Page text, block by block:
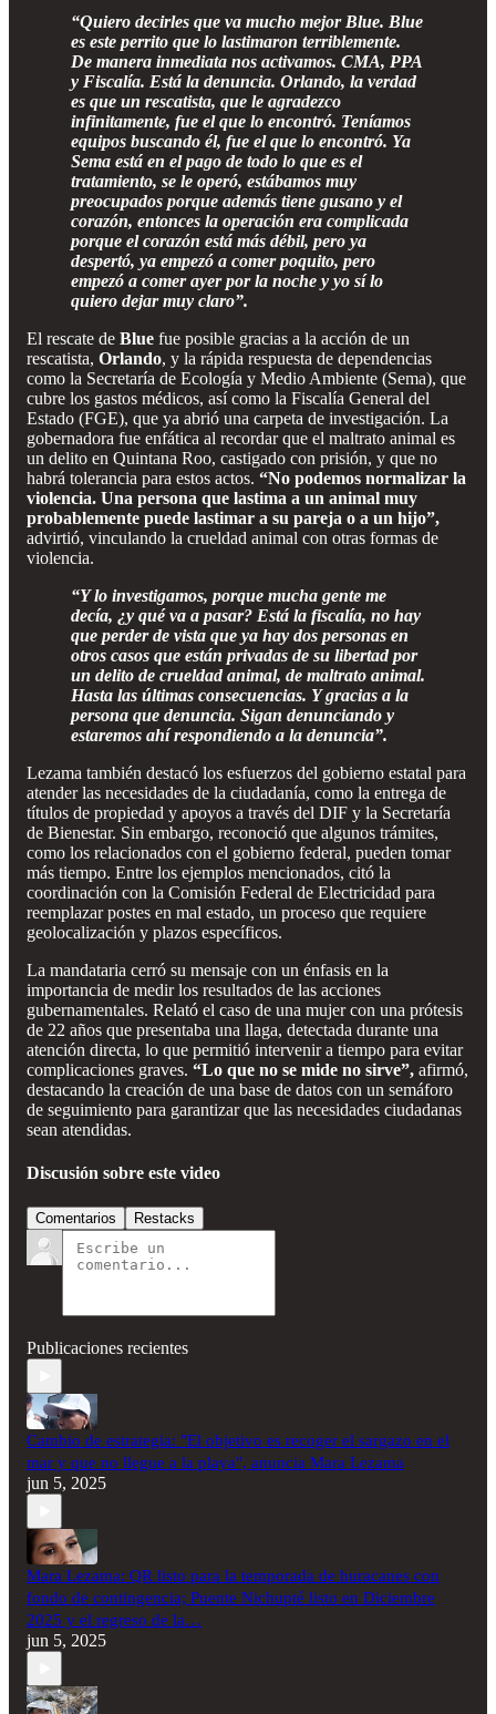
“Quiero decirles que va mucho mejor Blue. Blue
es este perrito que lo lastimaron terriblemente.
De manera inmediata nos activamos. CMA, PPA
y Fiscalía. Está la denuncia. Orlando, la verdad
es que un rescatista, que le agradezco
infinitamente, fue el que lo encontró. Teníamos
equipos buscando él, fue el que lo encontró. Ya
Sema está en el pago de todo lo que es el
tratamiento, se le operó, estábamos muy
preocupados porque además tiene gusano y el
corazón, entonces la operación era complicada
porque el corazón está más débil, pero ya
despertó, ya empezó a comer poquito, pero
empezó a comer ayer por la noche y yo sí lo
quiero dejar muy claro”.
El rescate de Blue fue posible gracias a la acción de un
rescatista, Orlando, y la rápida respuesta de dependencias
como la Secretaría de Ecología y Medio Ambiente (Sema), que
cubre los gastos médicos, así como la Fiscalía General del
Estado (FGE), que ya abrió una carpeta de investigación. La
gobernadora fue enfática al recordar que el maltrato animal es
un delito en Quintana Roo, castigado con prisión, y que no
habrá tolerancia para estos actos. “No podemos normalizar la
violencia. Una persona que lastima a un animal muy
probablemente puede lastimar a su pareja o a un hijo”,
advirtió, vinculando la crueldad animal con otras formas de
violencia.
“Y lo investigamos, porque mucha gente me
decía, ¿y qué va a pasar? Está la fiscalía, no hay
que perder de vista que ya hay dos personas en
otros casos que están privadas de su libertad por
un delito de crueldad animal, de maltrato animal.
Hasta las últimas consecuencias. Y gracias a la
persona que denuncia. Sigan denunciando y
estaremos ahí respondiendo a la denuncia”.
Lezama también destacó los esfuerzos del gobierno estatal para
atender las necesidades de la ciudadanía, como la entrega de
títulos de propiedad y apoyos a través del DIF y la Secretaría
de Bienestar. Sin embargo, reconoció que algunos trámites,
como los relacionados con el gobierno federal, pueden tomar
más tiempo. Entre los ejemplos mencionados, citó la
coordinación con la Comisión Federal de Electricidad para
reemplazar postes en mal estado, un proceso que requiere
geolocalización y plazos específicos.
La mandataria cerró su mensaje con un énfasis en la
importancia de medir los resultados de las acciones
gubernamentales. Relató el caso de una mujer con una prótesis
de 22 años que presentaba una llaga, detectada durante una
atención directa, lo que permitió intervenir a tiempo para evitar
complicaciones graves. “Lo que no se mide no sirve”, afirmó,
destacando la creación de una base de datos con un semáforo
de seguimiento para garantizar que las necesidades ciudadanas
sean atendidas.
Discusión sobre este video
Comentarios Restacks
Publicaciones recientes
Cambio de estrategia: "El objetivo es recoger el sargazo en el
mar y que no llegue a la playa", anuncia Mara Lezama
jun 5, 2025
Mara Lezama: QR listo para la temporada de huracanes con
fondo de contingencia; Puente Nichupté listo en Diciembre
2025 y el regreso de la…
jun 5, 2025